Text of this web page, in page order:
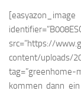
src=”https://
content/uploads/
kommen dann